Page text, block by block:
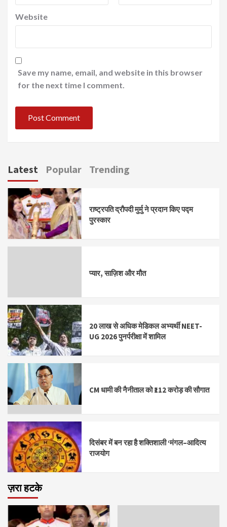
Website
Save my name, email, and website in this browser
for the next time I comment.
Latest Popular Trending
राष्ट्रपति द्रौपदी मुर्मु ने प्रदान किए पद्म
पुरस्कार
प्यार, साज़िश और मौत
20 लाख से अधिक मेडिकल अभ्यर्थी NEET-
UG 2026 पुनर्परीक्षा में शामिल
CM धामी की नैनीताल को ₹112 करोड़ की सौगात
दिसंबर में बन रहा है शक्तिशाली ‘मंगल–आदित्य
राजयोग
ज़रा हटके